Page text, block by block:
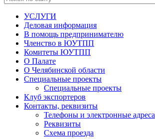
УСЛУГИ
Деловая информация
В помощь предпринимателю
Членство в ЮУТПП
Комитеты ЮУТПП
О Палате
О Челябинской области
Специальные проекты
Специальные проекты
Клуб экспортеров
Контакты, реквизиты
Телефоны и электронные адреса
Реквизиты
Схема проезда